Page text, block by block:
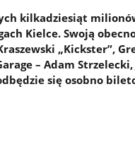
kilkadziesiąt
Kielce. Swoją
„Kickster”,
– Adam
się osobno